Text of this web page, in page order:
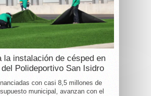
la instalación de césped en
Polideportivo San Isidro
con casi 8,5 millones de
municipal, avanzan con el